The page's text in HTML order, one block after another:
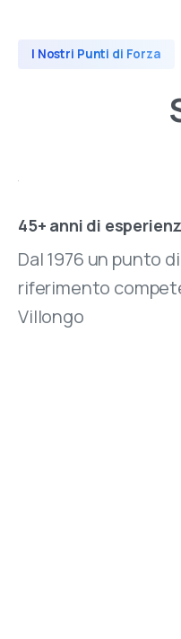
I Nostri Punti di Forza
45+ anni di
Dal 1976 un punto di
riferimento
Villongo